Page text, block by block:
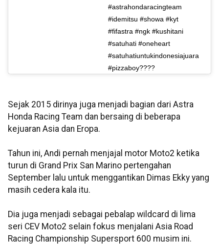
#astrahondaracingteam
#idemitsu #showa #kyt
#fifastra #ngk #kushitani
#satuhati #oneheart
#satuhatiuntukindonesiajuara
#pizzaboy????
Sejak 2015 dirinya juga menjadi bagian dari Astra
Honda Racing Team dan bersaing di beberapa
kejuaran Asia dan Eropa.
Tahun ini, Andi pernah menjajal motor Moto2 ketika
turun di Grand Prix San Marino pertengahan
September lalu untuk menggantikan Dimas Ekky yang
masih cedera kala itu.
Dia juga menjadi sebagai pebalap wildcard di lima
seri CEV Moto2 selain fokus menjalani Asia Road
Racing Championship Supersport 600 musim ini.